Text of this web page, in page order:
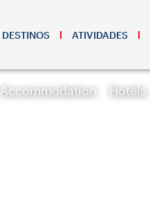
DESTINOS ATIVIDADES
Accommodation Hotels